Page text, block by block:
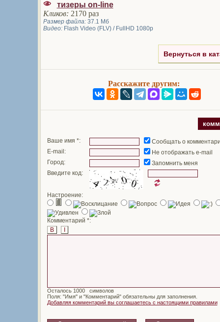
тизеры on-line
Кликов: 2170 раз
Размер файла:37.1 Мб
Видео:Flash Video (FLV) / FullHD 1080p
Вернуться в
Расскажите другим:
Ваше имя *:
Сообщать о
E-mail:
Не отображать e-mail
Город:
Запомнить меня
Введите код:
Настроение:
Комментарий *:
B
I
Осталось
символов
Поля: "Имя" и "Комментарий" обязательны для заполнения.
Добавляя комментарий вы соглашаетесь с настоящими правилами